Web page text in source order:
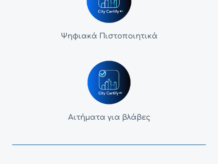
Ψηφιακά Πιστοποιητικά
Αιτήματα για βλάβες